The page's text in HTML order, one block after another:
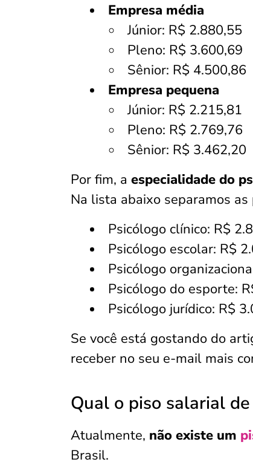
Empresa média
Júnior: R$ 2.880,55
Pleno: R$ 3.600,69
Sênior: R$ 4.500,86
Empresa pequena
Júnior: R$ 2.215,81
Pleno: R$ 2.769,76
Sênior: R$ 3.462,20
Por fim, a especialidade do
Na lista abaixo separamos
Psicólogo clínico: R$
Psicólogo escolar: R$
Psicólogo
Psicólogo do esporte:
Psicólogo jurídico: R$
Se você está gostando do
receber no seu e-mail mais
Qual o piso salarial
Atualmente, não existe um
Brasil.